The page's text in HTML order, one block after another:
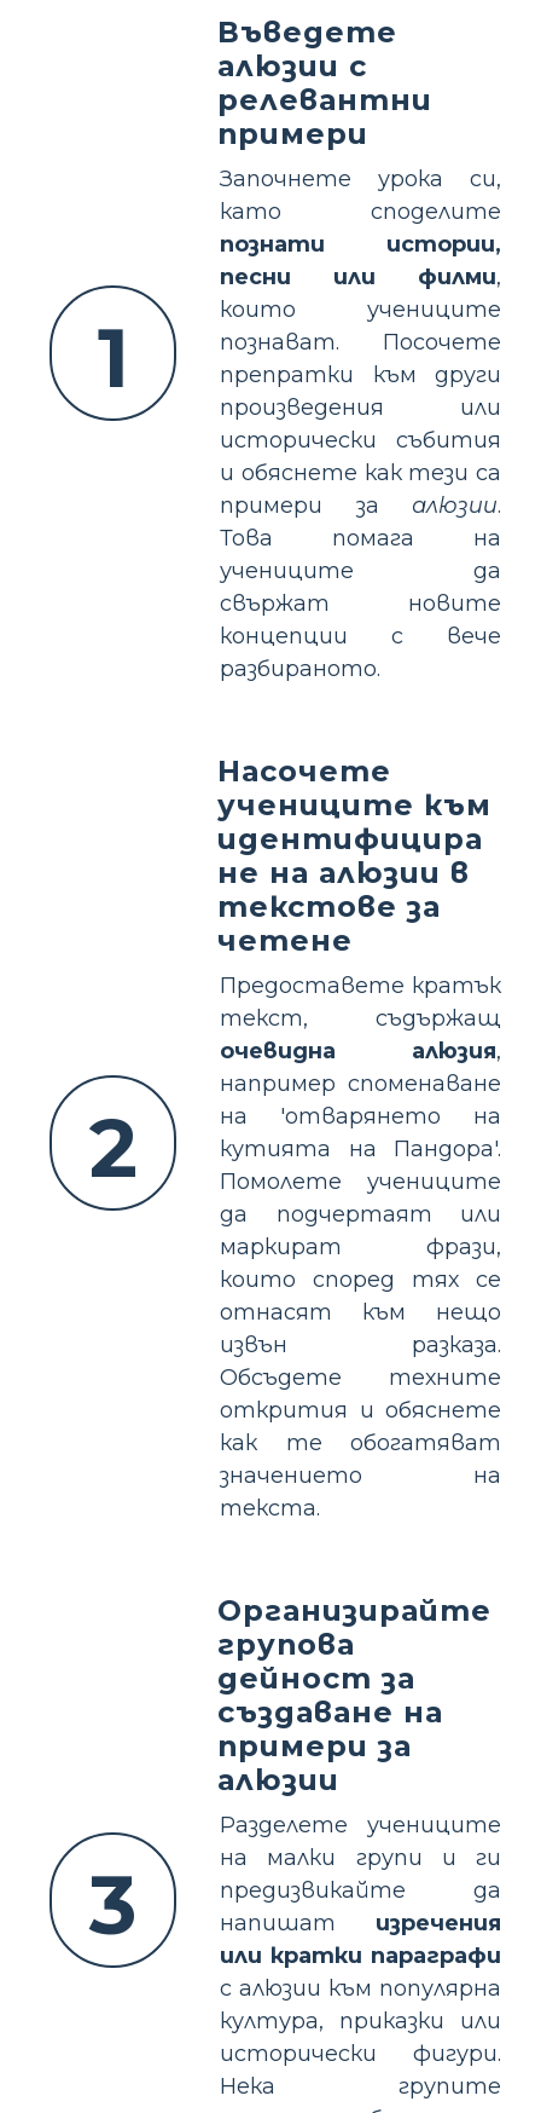
1
Въведете
алюзии с
релевантни
примери
Започнете урока си,
като споделите
познати истории,
песни или филми,
които учениците
познават. Посочете
препратки към други
произведения или
исторически събития
и обяснете как тези са
примери за алюзии.
Това помага на
учениците да
свържат новите
концепции с вече
разбираното.
2
Насочете
учениците към
идентифицира
не на алюзии в
текстове за
четене
Предоставете кратък
текст, съдържащ
очевидна алюзия,
например споменаване
на 'отварянето на
кутията на Пандора'.
Помолете учениците
да подчертаят или
маркират фрази,
които според тях се
отнасят към нещо
извън разказа.
Обсъдете техните
открития и обяснете
как те обогатяват
значението на
текста.
3
Организирайте
групова
дейност за
създаване на
примери за
алюзии
Разделете учениците
на малки групи и ги
предизвикайте да
напишат изречения
или кратки параграфи
с алюзии към популярна
култура, приказки или
исторически фигури.
Нека групите